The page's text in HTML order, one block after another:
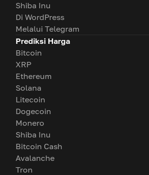
Shiba Inu
Di WordPress
Melalui Telegram
Prediksi Harga
Bitcoin
XRP
Ethereum
Solana
Litecoin
Dogecoin
Monero
Shiba Inu
Bitcoin Cash
Avalanche
Tron